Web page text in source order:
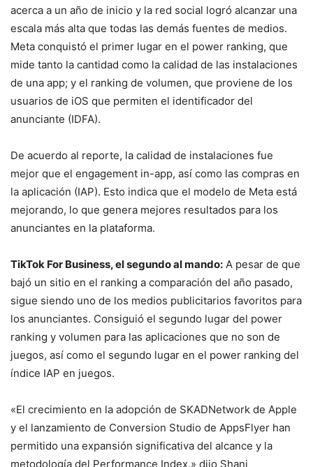
acerca a un año de inicio y la red social logró alcanzar una
escala más alta que todas las demás fuentes de medios.
Meta conquistó el primer lugar en el power ranking, que
mide tanto la cantidad como la calidad de las instalaciones
de una app; y el ranking de volumen, que proviene de los
usuarios de iOS que permiten el identificador del
anunciante (IDFA).
De acuerdo al reporte, la calidad de instalaciones fue
mejor que el engagement in-app, así como las compras en
la aplicación (IAP). Esto indica que el modelo de Meta está
mejorando, lo que genera mejores resultados para los
anunciantes en la plataforma.
TikTok For Business, el segundo al mando: A pesar de que
bajó un sitio en el ranking a comparación del año pasado,
sigue siendo uno de los medios publicitarios favoritos para
los anunciantes. Consiguió el segundo lugar del power
ranking y volumen para las aplicaciones que no son de
juegos, así como el segundo lugar en el power ranking del
índice IAP en juegos.
«El crecimiento en la adopción de SKADNetwork de Apple
y el lanzamiento de Conversion Studio de AppsFlyer han
permitido una expansión significativa del alcance y la
metodología del Performance Index,» dijo Shani